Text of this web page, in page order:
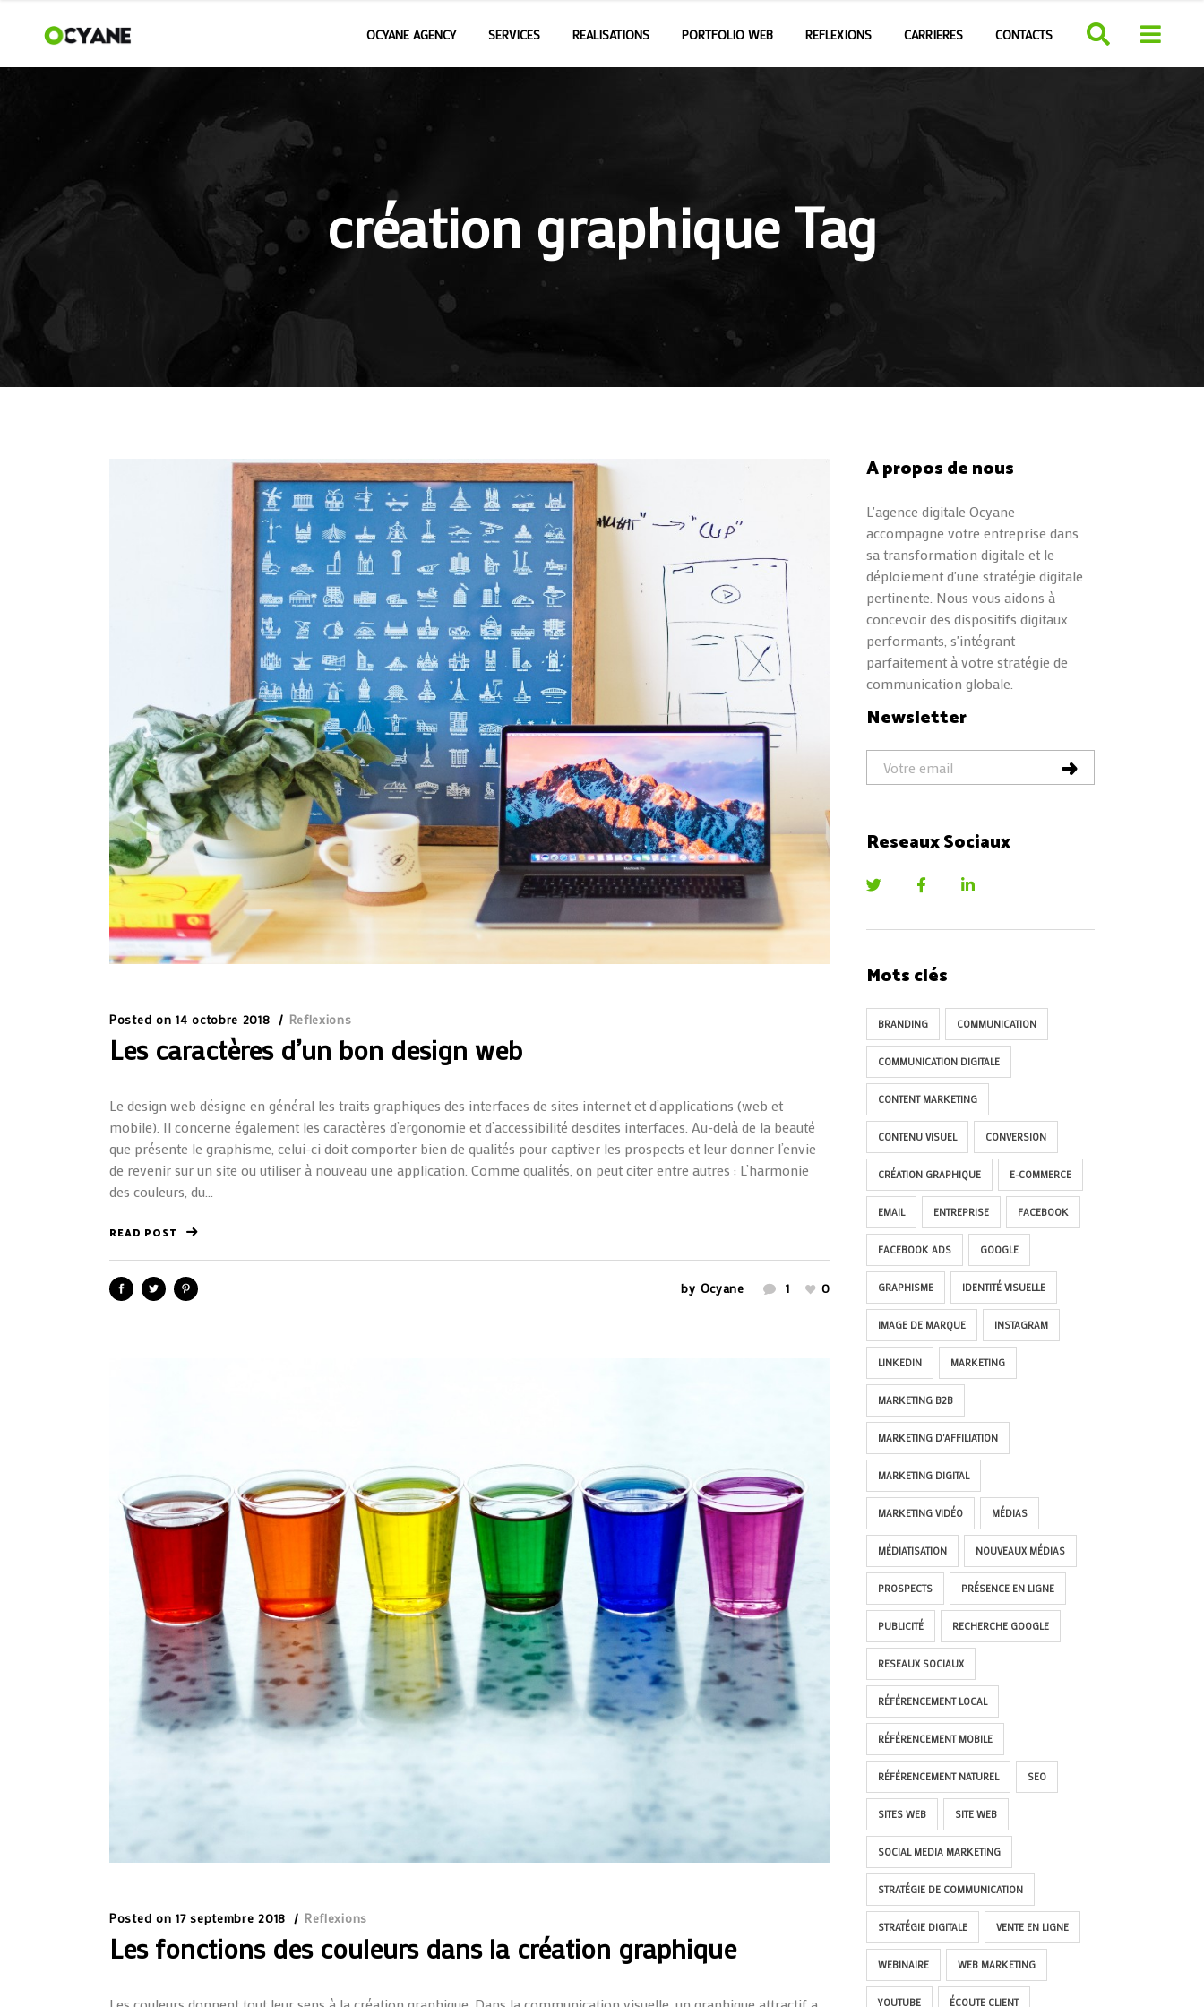
OCYANE AGENCY SERVICES REALISATIONS PORTFOLIO WEB REFLEXIONS CARRIERES CONTACTS
création graphique Tag
Posted on 14 octobre 2018 Reflexions
Les caractères d’un bon design web
Le design web désigne en général les traits graphiques des interfaces de sites internet et d’applications (web et
mobile). Il concerne également les caractères d’ergonomie et d’accessibilité desdites interfaces. Au-delà de la beauté
que présente le graphisme, celui-ci doit comporter bien de qualités pour captiver les prospects et leur donner l’envie
de revenir sur un site ou utiliser à nouveau une application. Comme qualités, on peut citer entre autres : L’harmonie
des couleurs, du...
READ POST
by Ocyane 1 0
Posted on 17 septembre 2018 Reflexions
Les fonctions des couleurs dans la création graphique
A propos de nous
L'agence digitale Ocyane
accompagne votre entreprise dans
sa transformation digitale et le
déploiement d'une stratégie digitale
pertinente. Nous vous aidons à
concevoir des dispositifs digitaux
performants, s'intégrant
parfaitement à votre stratégie de
communication globale.
Newsletter
Reseaux Sociaux
Mots clés
BRANDING COMMUNICATION
COMMUNICATION DIGITALE
CONTENT MARKETING
CONTENU VISUEL CONVERSION
CRÉATION GRAPHIQUE E-COMMERCE
EMAIL ENTREPRISE FACEBOOK
FACEBOOK ADS GOOGLE
GRAPHISME IDENTITÉ VISUELLE
IMAGE DE MARQUE INSTAGRAM
LINKEDIN MARKETING
MARKETING B2B
MARKETING D'AFFILIATION
MARKETING DIGITAL
MARKETING VIDÉO MÉDIAS
MÉDIATISATION NOUVEAUX MÉDIAS
PROSPECTS PRÉSENCE EN LIGNE
PUBLICITÉ RECHERCHE GOOGLE
RESEAUX SOCIAUX
RÉFÉRENCEMENT LOCAL
RÉFÉRENCEMENT MOBILE
RÉFÉRENCEMENT NATUREL SEO
SITES WEB SITE WEB
SOCIAL MEDIA MARKETING
STRATÉGIE DE COMMUNICATION
STRATÉGIE DIGITALE VENTE EN LIGNE
WEBINAIRE WEB MARKETING
YOUTUBE ÉCOUTE CLIENT